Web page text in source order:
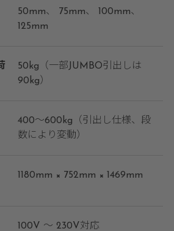
50mm 75mm
100mm
125mm
50kg（一部JUMBO引出しは
90kg）
400～600kg（引出し仕様、段
数により変動）
1180mm × 752mm × 1469mm
100V ～ 230V対応